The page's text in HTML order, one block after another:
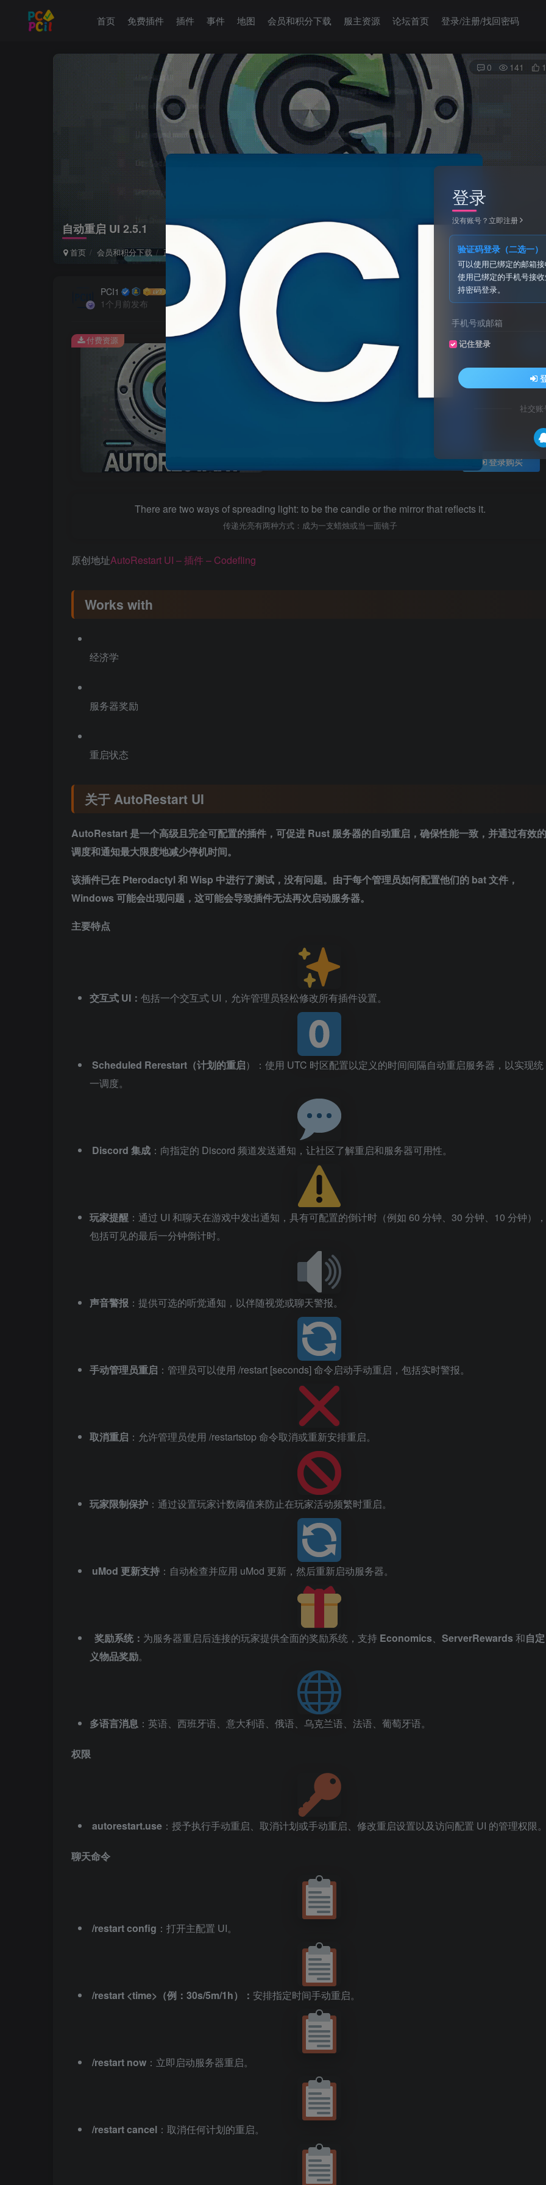
首页 免费插件 插件 事件 地图 会员和积分下载 服主资源 论坛首页 登录/注册/找回密码
自动重启 UI 2.5.1
首页 会员和积分下载 正文
0 141
PCI1
1个月前发布
关注
自动重启 UI 2.5.1
此内容为付费资源，请付费后查看
10积分
登录购买
付费资源
There are two ways of spreading light: to be the candle or the mirror that reflects it.
传递光亮有两种方式：成为一支蜡烛或当一面镜子
原创地址AutoRestart UI – 插件 – Codefling
Works with
经济学
服务器奖励
重启状态
关于 AutoRestart UI
AutoRestart 是一个高级且完全可配置的插件，可促进 Rust 服务器的自动重启，确保性能一致，并通过有效的
调度和通知最大限度地减少停机时间。
该插件已在 Pterodactyl 和 Wisp 中进行了测试，没有问题。由于每个管理员如何配置他们的 bat 文件，
Windows 可能会出现问题，这可能会导致插件无法再次启动服务器。
主要特点
交互式 UI： 包括一个交互式 UI，允许管理员轻松修改所有插件设置。
Scheduled Rerestart（计划的重启）：使用 UTC 时区配置以定义的时间间隔自动重启服务器，以实现统
一调度。
Discord 集成 ：向指定的 Discord 频道发送通知，让社区了解重启和服务器可用性。
玩家提醒 ：通过 UI 和聊天在游戏中发出通知，具有可配置的倒计时（例如 60 分钟、30 分钟、10 分钟），
包括可见的最后一分钟倒计时。
声音警报 ：提供可选的听觉通知，以伴随视觉或聊天警报。
手动管理员重启 ：管理员可以使用 /restart [seconds] 命令启动手动重启，包括实时警报。
取消重启 ：允许管理员使用 /restartstop 命令取消或重新安排重启。
玩家限制保护 ：通过设置玩家计数阈值来防止在玩家活动频繁时重启。
uMod 更新支持 ：自动检查并应用 uMod 更新，然后重新启动服务器。
奖励系统： 为服务器重启后连接的玩家提供全面的奖励系统，支持 Economics ServerRewards和自定
义物品奖励。
多语言消息 ：英语、西班牙语、意大利语、俄语、乌克兰语、法语、葡萄牙语。
权限
autorestart.use ：授予执行手动重启、取消计划或手动重启、修改重启设置以及访问配置 UI 的管理权限
聊天命令
/restart config ：打开主配置 UI。
/restart <time>（例：30s/5m/1h）： 安排指定时间手动重启。
/restart now ：立即启动服务器重启。
/restart cancel ：取消任何计划的重启。
登录
没有账号？立即注册
验证码登录（二选一）
可以使用已绑定的邮箱
使用已绑定的手机号接
持密码登录。
手机号或邮箱
记住登录
社交账